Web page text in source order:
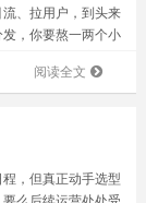
、拉用户，到头来
，你要熬一两个小
阅读全文
，但真正动手选型